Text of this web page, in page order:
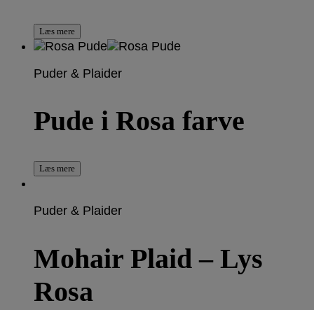
Læs mere
Puder & Plaider
Pude i Rosa farve
Læs mere
Puder & Plaider
Mohair Plaid – Lys
Rosa